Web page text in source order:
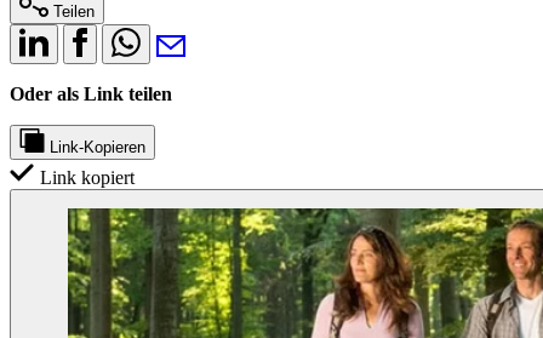
Teilen
Oder als Link teilen
Link-Kopieren
Link kopiert